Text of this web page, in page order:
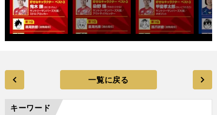
一覧に戻る
キーワード